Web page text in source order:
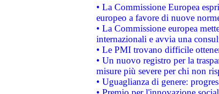
• La Commissione Europea
europeo a favore di nuove
• La Commissione europea
internazionali e avvia una
• Le PMI trovano difficile
• Un nuovo registro per la
misure più severe per chi non
• Uguaglianza di genere: